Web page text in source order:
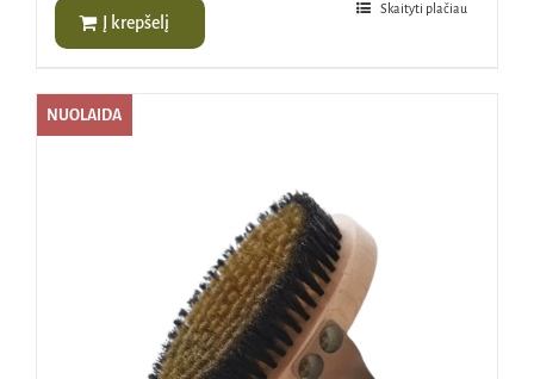
Į krepšelį
Skaityti plačiau
NUOLAIDA